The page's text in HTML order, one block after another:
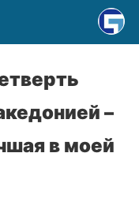
–
в моей